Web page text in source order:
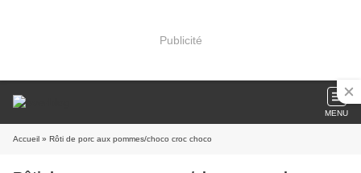
Publicité
MENU
Accueil » Rôti de porc aux pommes/choco croc choco